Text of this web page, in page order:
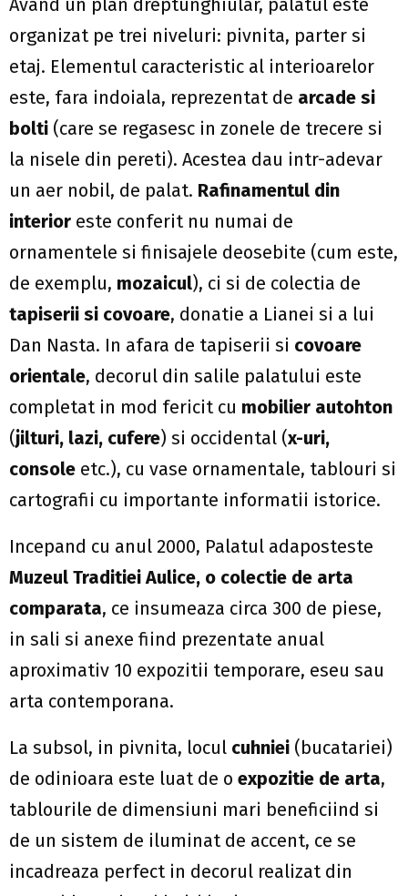
Avand un plan dreptunghiular, palatul este
organizat pe trei niveluri: pivnita, parter si
etaj. Elementul caracteristic al interioarelor
este, fara indoiala, reprezentat de arcade si
bolti (care se regasesc in zonele de trecere si
la nisele din pereti). Acestea dau intr-adevar
un aer nobil, de palat. Rafinamentul din
interior este conferit nu numai de
ornamentele si finisajele deosebite (cum este,
de exemplu, mozaicul), ci si de colectia de
tapiserii si covoare, donatie a Lianei si a lui
Dan Nasta. In afara de tapiserii si covoare
orientale, decorul din salile palatului este
completat in mod fericit cu mobilier autohton
(jilturi, lazi, cufere) si occidental (x-uri,
console etc.), cu vase ornamentale, tablouri si
cartografii cu importante informatii istorice.
Incepand cu anul 2000, Palatul adaposteste
Muzeul Traditiei Aulice, o colectie de arta
comparata, ce insumeaza circa 300 de piese,
in sali si anexe fiind prezentate anual
aproximativ 10 expozitii temporare, eseu sau
arta contemporana.
La subsol, in pivnita, locul cuhniei (bucatariei)
de odinioara este luat de o expozitie de arta,
tablourile de dimensiuni mari beneficiind si
de un sistem de iluminat de accent, ce se
incadreaza perfect in decorul realizat din